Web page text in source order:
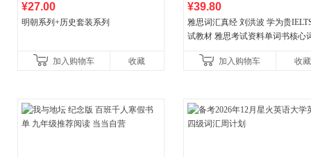
¥27.00
明朝系列+历史套装系列
加入购物车 收藏
¥39.80
雅思词汇真经 刘洪波 学为贵
试教材 雅思考试资料单词书核心
加入购物车
收藏